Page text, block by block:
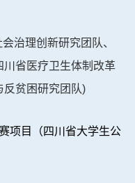
治理创新研究团队、
川省医疗卫生体制改革
反贫困研究团队)
项目（四川省大学生公